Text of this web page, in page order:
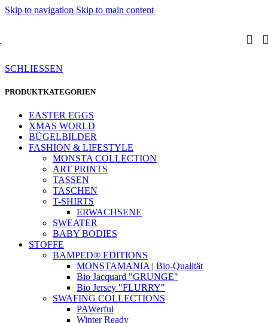
Skip to navigation Skip to main content
SCHLIESSEN
PRODUKTKATEGORIEN
EASTER EGGS
XMAS WORLD
BÜGELBILDER
FASHION & LIFESTYLE
MONSTA COLLECTION
ART PRINTS
TASSEN
TASCHEN
T-SHIRTS
ERWACHSENE
SWEATER
BABY BODIES
STOFFE
BAMPED® EDITIONS
MONSTAMANIA | Bio-Qualität
Bio Jacquard "GRUNGE"
Bio Jersey "FLURRY"
SWAFING COLLECTIONS
PAWerful
Winter Ready